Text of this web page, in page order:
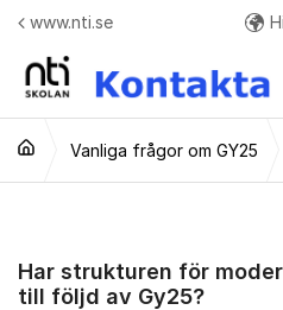
Hoppa till innehåll
www.nti.se
Frågor o svar +
Vanliga frågor om GY25
Har strukturen för
till följd av Gy25?